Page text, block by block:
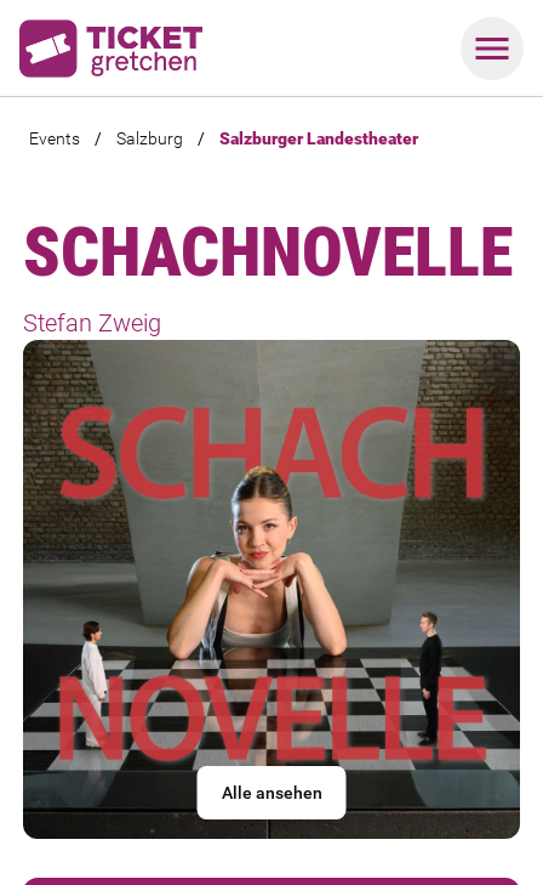
Events / Salzburg / Salzburger Landestheater
SCHACHNOVELLE
Stefan Zweig
Alle ansehen